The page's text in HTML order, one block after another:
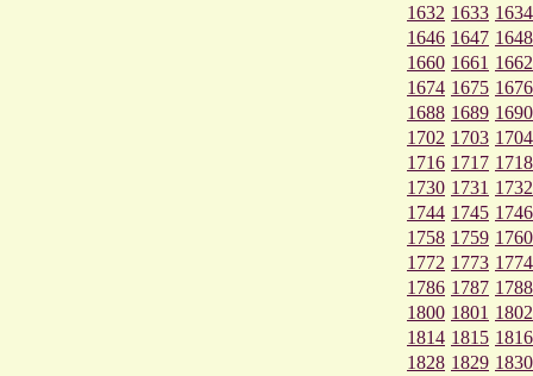
1632 1633 1634
1646 1647 1648
1660 1661 1662
1674 1675 1676
1688 1689 1690
1702 1703 1704
1716 1717 1718
1730 1731 1732
1744 1745 1746
1758 1759 1760
1772 1773 1774
1786 1787 1788
1800 1801 1802
1814 1815 1816
1828 1829 1830